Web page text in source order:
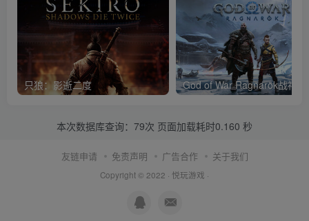
只狼：影逝二度
本次数据库查询：79次 页面加载耗时0.160 秒
友链申请 免责声明 广告合作 关于我们
Copyright © 2022 · 悦玩游戏 ·